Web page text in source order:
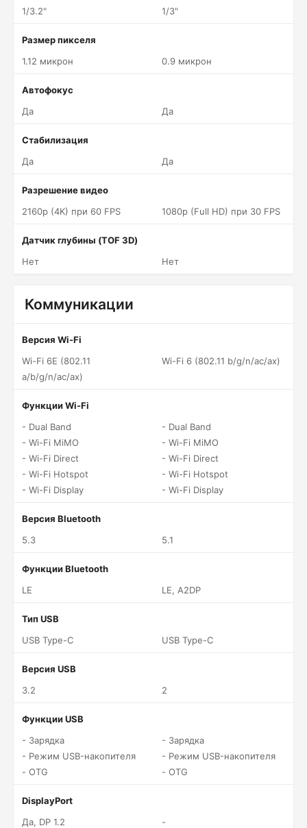
1/3.2"
1/3"
Размер пикселя
1.12 микрон
0.9 микрон
Автофокус
Да
Да
Стабилизация
Да
Да
Разрешение видео
2160p (4K) при 60 FPS
1080p (Full HD) при 30 FPS
Датчик глубины (TOF 3D)
Нет
Нет
Коммуникации
Версия Wi-Fi
Wi-Fi 6E (802.11
a/b/g/n/ac/ax)
Wi-Fi 6 (802.11 b/g/n/ac/ax)
Функции Wi-Fi
- Dual Band
- Wi-Fi MiMO
- Wi-Fi Direct
- Wi-Fi Hotspot
- Wi-Fi Display
- Dual Band
- Wi-Fi MiMO
- Wi-Fi Direct
- Wi-Fi Hotspot
- Wi-Fi Display
Версия Bluetooth
5.3
5.1
Функции Bluetooth
LE
LE, A2DP
Тип USB
USB Type-C
USB Type-C
Версия USB
3.2
2
Функции USB
- Зарядка
- Режим USB-накопителя
- OTG
- Зарядка
- Режим USB-накопителя
- OTG
DisplayPort
Да, DP 1.2
-